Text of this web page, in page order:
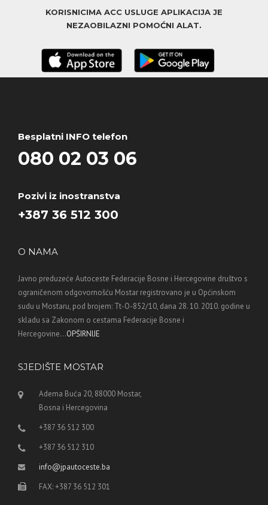
KORISNICIMA ACC USLUGE APLIKACIJA JE
NEZAOBILAZNI POMOĆNI ALAT.
Besplatni INFO telefon
080 02 03 06
Pozivi iz inostranstva
+387 36 512 300
O NAMA
Javno preduzeće Autoceste Federacije Bosne i Hercegovine društvo s
ograničenom odgovornošću Mostar registrovano je u Općinskom
sudu u Mostaru, pod brojem: Tt-O-852/10, dana 28. 10. 2010. godine u
skladu sa Zakonom o cestama Federacije Bosne i
Hercegovine...OPŠIRNIJE
SJEDIŠTE MOSTAR
Adema Buća 20, 88000 Mostar,
Bosna i Hercegovina
+387 36 512 300
+387 36 512 310
info@jpautoceste.ba
FAX: +387 36 512 301